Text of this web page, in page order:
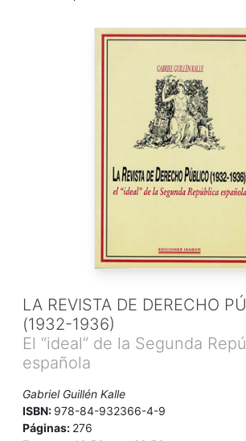
LA REVISTA DE DERECHO
(1932-1936)
El “ideal” de la Segunda
española
Gabriel Guillén Kalle
ISBN: 978-84-932366-4-9
Páginas: 276